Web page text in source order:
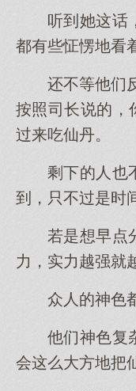
听到她这话
都有些怔愣地看
还不等他们
按照司长说的，
过来吃仙丹。
剩下的人也
到，只不过是时
若是想早点
力，实力越强就
众人的神色
他们神色复
会这么大方地把